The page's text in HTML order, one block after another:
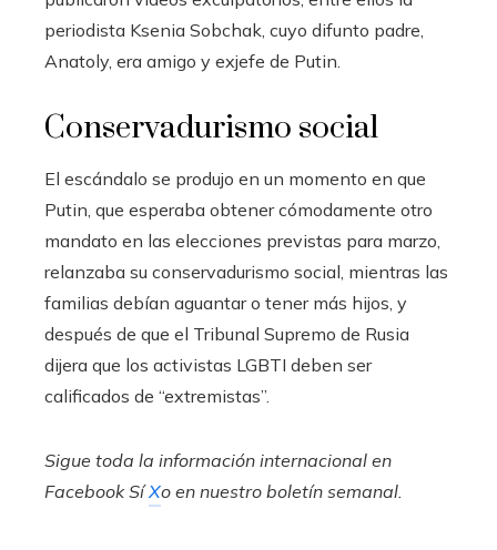
periodista Ksenia Sobchak, cuyo difunto padre,
Anatoly, era amigo y exjefe de Putin.
Conservadurismo social
El escándalo se produjo en un momento en que
Putin, que esperaba obtener cómodamente otro
mandato en las elecciones previstas para marzo,
relanzaba su conservadurismo social, mientras las
familias debían aguantar o tener más hijos, y
después de que el Tribunal Supremo de Rusia
dijera que los activistas LGBTI deben ser
calificados de “extremistas”.
Sigue toda la información internacional en
FacebookSíXo en nuestro boletín semanal.